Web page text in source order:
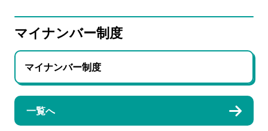
マイナンバー制度
マイナンバー制度
一覧へ